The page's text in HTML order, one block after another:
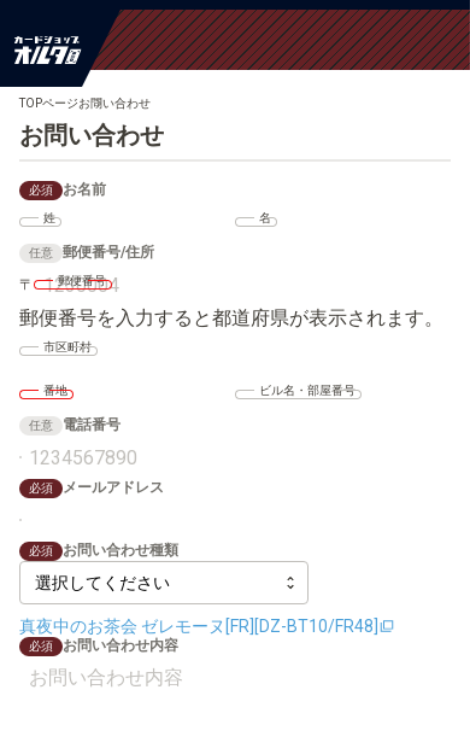
TOPページお問い合わせ
お問い合わせ
必須 お名前
姓 名
任意
郵便番号/住所
〒
郵便番号
郵便番号を入力すると都道府県が表示されます。
市区町村
番地 ビル名・部屋番号
任意 電話番号
必須 メールアドレス
必須 お問い合わせ種類
真夜中のお茶会 ゼレモーヌ[FR][DZ-BT10/FR48]
必須 お問い合わせ内容